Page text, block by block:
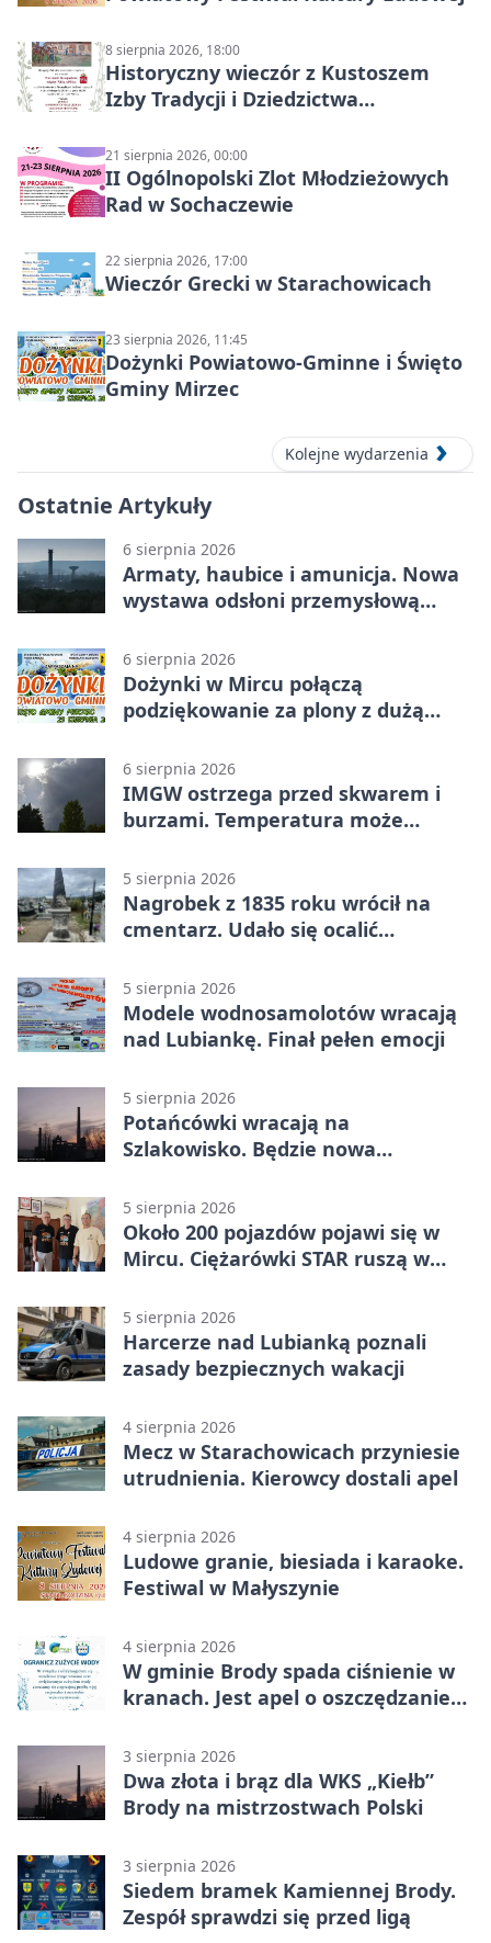
8 sierpnia 2026, 18:00
Historyczny wieczór z Kustoszem
Izby Tradycji i Dziedzictwa
Gęburą
21 sierpnia 2026, 00:00
II Ogólnopolski Zlot Młodzieżowych
Rad w Sochaczewie
22 sierpnia 2026, 17:00
Wieczór Grecki w Starachowicach
23 sierpnia 2026, 11:45
Dożynki Powiatowo-Gminne i Święto
Gminy Mirzec
Kolejne wydarzenia
Ostatnie Artykuły
6 sierpnia 2026
Armaty, haubice i amunicja. Nowa
wystawa odsłoni przemysłową
6 sierpnia 2026
Dożynki w Mircu połączą
podziękowanie za plony z dużą
6 sierpnia 2026
IMGW ostrzega przed skwarem i
burzami. Temperatura może
5 sierpnia 2026
Nagrobek z 1835 roku wrócił na
cmentarz. Udało się ocalić
5 sierpnia 2026
Modele wodnosamolotów wracają
nad Lubiankę. Finał pełen emocji
5 sierpnia 2026
Potańcówki wracają na
Szlakowisko. Będzie nowa
5 sierpnia 2026
Około 200 pojazdów pojawi się w
Mircu. Ciężarówki STAR ruszą w
5 sierpnia 2026
Harcerze nad Lubianką poznali
zasady bezpiecznych wakacji
4 sierpnia 2026
Mecz w Starachowicach przyniesie
utrudnienia. Kierowcy dostali apel
4 sierpnia 2026
Ludowe granie, biesiada i karaoke.
Festiwal w Małyszynie
4 sierpnia 2026
W gminie Brody spada ciśnienie w
kranach. Jest apel o oszczędzanie
3 sierpnia 2026
Dwa złota i brąz dla WKS „Kiełb”
Brody na mistrzostwach Polski
3 sierpnia 2026
Siedem bramek Kamiennej Brody.
Zespół sprawdzi się przed ligą